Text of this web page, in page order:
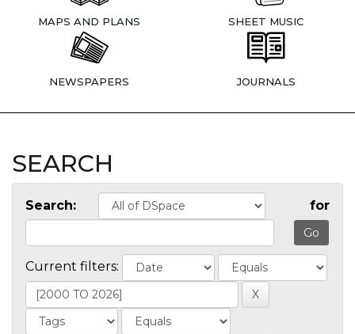
MAPS AND PLANS SHEET MUSIC
NEWSPAPERS JOURNALS
SEARCH
Search: for
Current filters: